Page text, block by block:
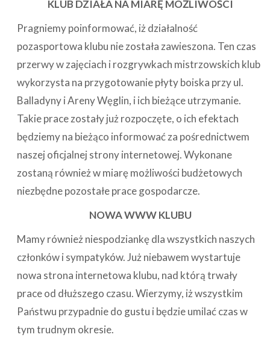
KLUB DZIAŁA NA MIARĘ MOŻLIWOŚCI
Pragniemy poinformować, iż działalność
pozasportowa klubu nie została zawieszona. Ten czas
przerwy w zajęciach i rozgrywkach mistrzowskich klub
wykorzysta na przygotowanie płyty boiska przy ul.
Balladyny i Areny Węglin, i ich bieżące utrzymanie.
Takie prace zostały już rozpoczęte, o ich efektach
będziemy na bieżąco informować za pośrednictwem
naszej oficjalnej strony internetowej. Wykonane
zostaną również w miarę możliwości budżetowych
niezbędne pozostałe prace gospodarcze.
NOWA WWW KLUBU
Mamy również niespodziankę dla wszystkich naszych
członków i sympatyków. Już niebawem wystartuje
nowa strona internetowa klubu, nad którą trwały
prace od dłuższego czasu. Wierzymy, iż wszystkim
Państwu przypadnie do gustu i będzie umilać czas w
tym trudnym okresie.